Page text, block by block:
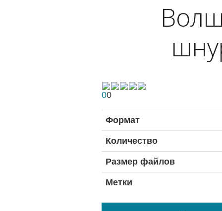
00
Формат
Количество
Размер файлов
Метки